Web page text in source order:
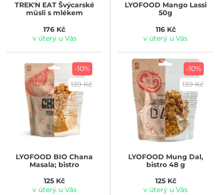
TREK'N EATŠvýcarské
müsli s mlékem
176 Kč
v úterý u Vás
LYOFOOD Mango Lassi
50g
116 Kč
v úterý u Vás
-10%
139 Kč
LYOFOOD BIO Chana
Masala; bistro
125 Kč
v úterý u Vás
-10%
139 Kč
LYOFOOD Mung Dal,
bistro 48 g
125 Kč
v úterý u Vás